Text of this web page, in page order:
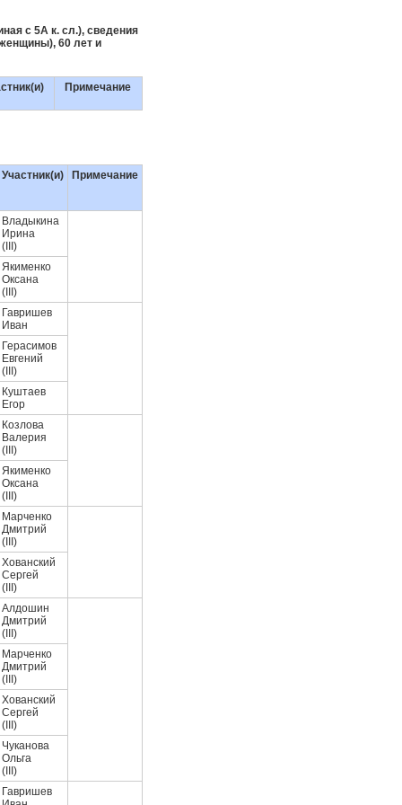
с 5А к. сл.), сведения
60 лет и
Примечание
Участник(и) Примечание
Владыкина
Ирина
(III)
Якименко
Оксана
(III)
Гавришев
Иван
Герасимов
Евгений
(III)
Куштаев
Егор
Козлова
Валерия
(III)
Якименко
Оксана
(III)
Марченко
Дмитрий
(III)
Хованский
Сергей
(III)
Алдошин
Дмитрий
(III)
Марченко
Дмитрий
(III)
Хованский
Сергей
(III)
Чуканова
Ольга
(III)
Гавришев